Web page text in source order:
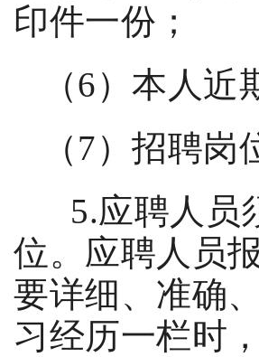
印件一份；
（6）本人近
（7）招聘岗
5.应聘人员
位。应聘人员
要详细、准确
习经历一栏时